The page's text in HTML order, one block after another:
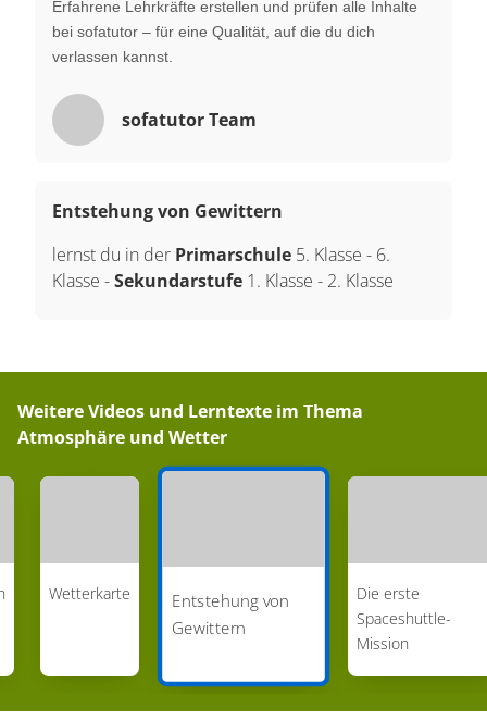
Erfahrene Lehrkräfte erstellen und prüfen alle Inhalte
bei sofatutor – für eine Qualität, auf die du dich
verlassen kannst.
sofatutor Team
Entstehung von Gewittern
lernst du in der Primarschule 5. Klasse - 6.
Klasse -Sekundarstufe 1. Klasse - 2. Klasse
Weitere Videos und Lerntexte im Thema
Atmosphäre und Wetter
Wetterkarte
Entstehung von
Gewittern
Die erste
Spaceshuttle-
Mission